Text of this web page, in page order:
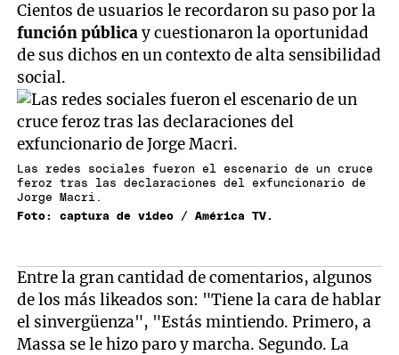
Cientos de usuarios le recordaron su paso por la
funciónpúblicay cuestionaron la oportunidad
de sus dichos en un contexto de alta sensibilidad
social.
Las redes sociales fueron el escenario de un cruce
feroz tras las declaraciones del exfuncionario de
Jorge Macri.
Foto: captura de video / América TV.
Entre la gran cantidad de comentarios, algunos
de los más likeados son: "Tiene la cara de hablar
el sinvergüenza", "Estás mintiendo. Primero, a
Massa se le hizo paro y marcha. Segundo. La